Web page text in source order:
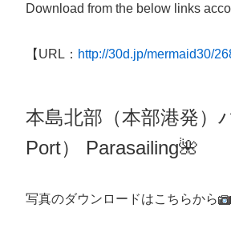
Download from the below links
【URL： http://30d.jp/mermaid30/
本島北部（本部港発）
Port）
Parasailing🌺
写真のダウンロードはこちらから